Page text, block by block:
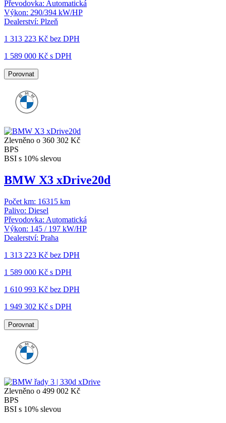
Převodovka: Automatická
Výkon: 290/394 kW/HP
Dealerství: Plzeň
1 313 223 Kč bez DPH
1 589 000 Kč s DPH
Porovnat
Zlevněno o 360 302 Kč
BPS
BSI s 10% slevou
BMW X3 xDrive20d
Počet km: 16315 km
Palivo: Diesel
Převodovka: Automatická
Výkon: 145 / 197 kW/HP
Dealerství: Praha
1 313 223 Kč bez DPH
1 589 000 Kč s DPH
1 610 993 Kč bez DPH
1 949 302 Kč s DPH
Porovnat
Zlevněno o 499 002 Kč
BPS
BSI s 10% slevou